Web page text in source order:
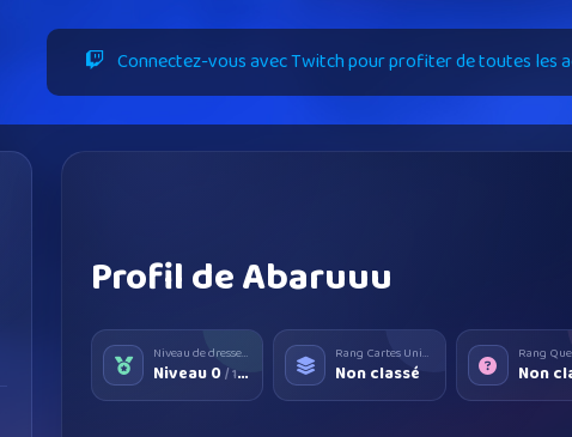
Connectez-vous avec Twitch pour profiter de toutes les
Profil de Abaruuu
Niveau de dresseur
Niveau 0/ 100
Rang Cartes Universe
Non classé Non